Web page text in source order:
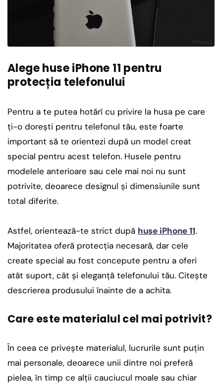
Alege huse iPhone 11 pentru
protecția telefonului
Pentru a te putea hotărî cu privire la husa pe care
ți-o dorești pentru telefonul tău, este foarte
important să te orientezi după un model creat
special pentru acest telefon. Husele pentru
modelele anterioare sau cele mai noi nu sunt
potrivite, deoarece designul și dimensiunile sunt
total diferite.
Astfel, orientează-te strict după huse iPhone 11.
Majoritatea oferă protecția necesară, dar cele
create special au fost concepute pentru a oferi
atât suport, cât și eleganță telefonului tău. Citește
descrierea produsului înainte de a achita.
Care este materialul cel mai potrivit?
În ceea ce privește materialul, lucrurile sunt puțin
mai personale, deoarece unii dintre noi preferă
pielea, în timp ce alții cauciucul moale sau chiar